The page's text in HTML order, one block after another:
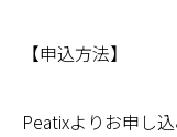
【申込方法】
Peatixよりお申し